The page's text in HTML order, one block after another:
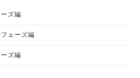
ズ編
ェーズ編
ズ編